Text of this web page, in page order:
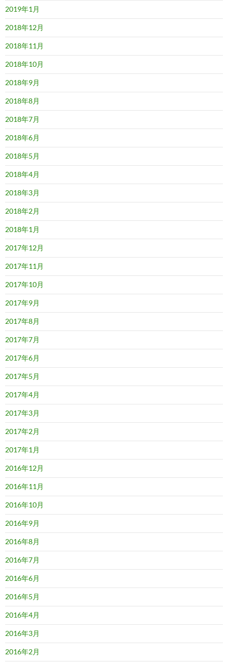
2019年1月
2018年12月
2018年11月
2018年10月
2018年9月
2018年8月
2018年7月
2018年6月
2018年5月
2018年4月
2018年3月
2018年2月
2018年1月
2017年12月
2017年11月
2017年10月
2017年9月
2017年8月
2017年7月
2017年6月
2017年5月
2017年4月
2017年3月
2017年2月
2017年1月
2016年12月
2016年11月
2016年10月
2016年9月
2016年8月
2016年7月
2016年6月
2016年5月
2016年4月
2016年3月
2016年2月